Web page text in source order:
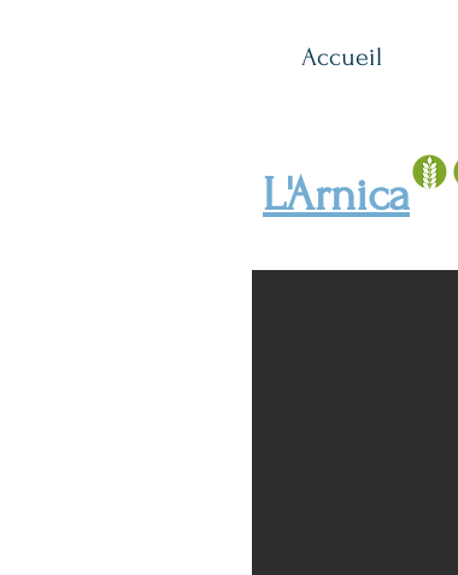
Accueil
L'Arnica